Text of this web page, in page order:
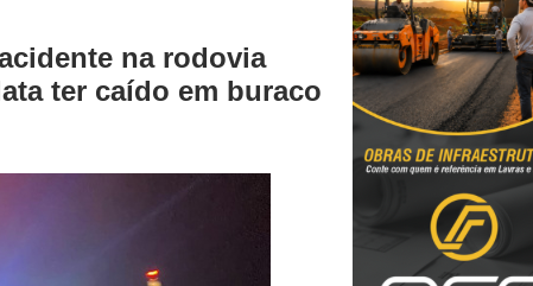
na rodovia
ter caído em buraco